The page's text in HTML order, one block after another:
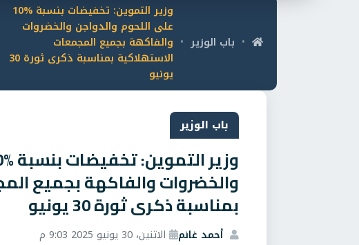
• باب الوزير •
وزير التموين: تخفيضات بنسبة %10
على اللحوم والدواجن والخضروات
والفاكهة بجميع المجمعات
الاستهلاكية بمناسبة ذكرى ثورة 30
يونيو
باب الوزير
والخضروات والفاكهة بجميع
بمناسبة ذكرى ثورة 30 يونيو
أحمد غانم الاثنين، 30 يونيو 2025 9:03 م